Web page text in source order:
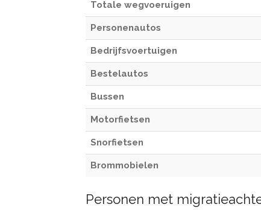
Totale wegvoeruigen
Personenautos
Bedrijfsvoertuigen
Bestelautos
Bussen
Motorfietsen
Snorfietsen
Brommobielen
Personen met